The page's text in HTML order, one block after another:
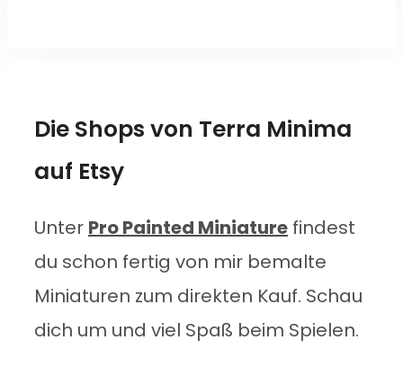
Die Shops von Terra Minima
auf Etsy
Unter Pro Painted Miniature findest
du schon fertig von mir bemalte
Miniaturen zum direkten Kauf. Schau
dich um und viel Spaß beim Spielen.